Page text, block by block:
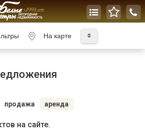
На карте
продажа аренда
на сайте.